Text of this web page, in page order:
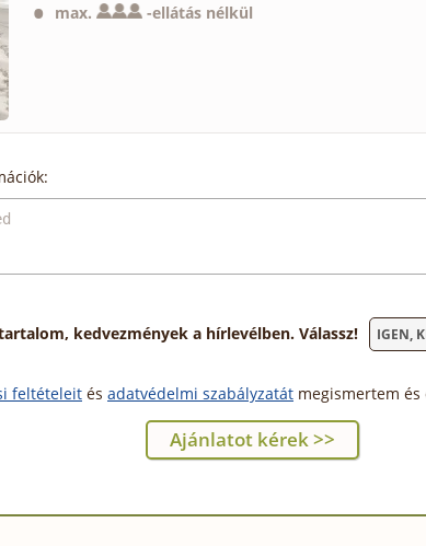
max. -ellátás nélkül
kedvezmények a hírlevélben. Válassz! IGEN,
feltételeit és adatvédelmi szabályzatát megismertem és